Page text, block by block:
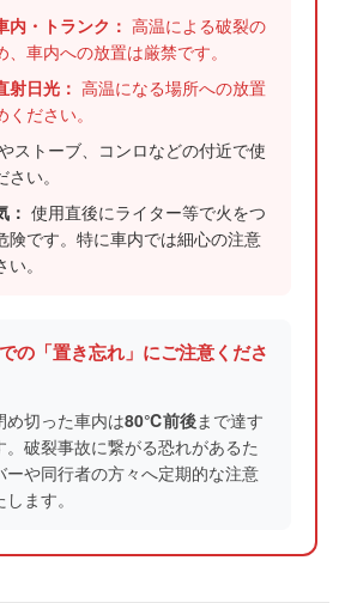
内・トランク： 高温による破裂の
車内への放置は厳禁です。
射日光： 高温になる場所への放置
ださい。
ストーブ、コンロなどの付近で使
い。
： 使用直後にライター等で火をつ
険です。特に車内では細心の注意
。
の「置き忘れ」にご注意くださ
め切った車内は80℃前後まで達す
。破裂事故に繋がる恐れがあるた
ーや同行者の方々へ定期的な注意
ます。